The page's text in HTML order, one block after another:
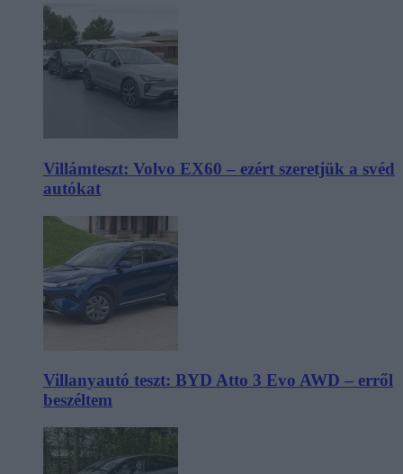
Villámteszt: Volvo EX60 – ezért szeretjük a svéd
autókat
Villanyautó teszt: BYD Atto 3 Evo AWD – erről
beszéltem